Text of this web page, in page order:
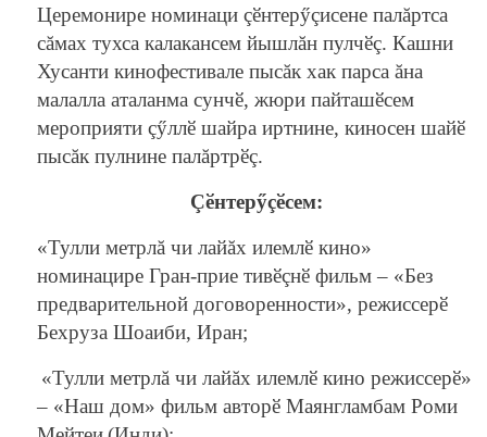
Церемонире номинаци çӗнтерӳçисене палăртса
сăмах тухса калакансем йышлăн пулчӗç. Кашни
Хусанти кинофестивале пысăк хак парса ăна
малалла аталанма сунчӗ, жюри пайташӗсем
мероприяти çӳллӗ шайра иртнине, киносен шайӗ
пысăк пулнине палăртрӗç.
Çӗнтерӳçӗсем:
«Тулли метрлă чи лайăх илемлӗ кино»
номинацире Гран-прие тивӗçнӗ фильм – «Без
предварительной договоренности», режиссерӗ
Бехруза Шоаиби, Иран;
«Тулли метрлă чи лайăх илемлӗ кино режиссерӗ»
– «Наш дом» фильм авторӗ Маянгламбам Роми